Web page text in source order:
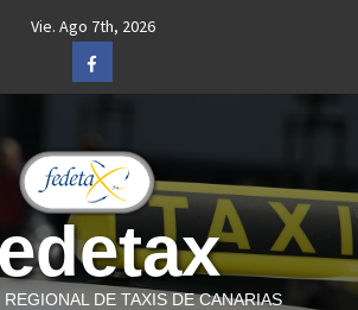
Vie. Ago 7th, 2026
Facebook
DE TAXIS DE CANARIAS